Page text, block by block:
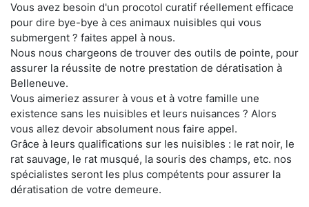
Vous avez besoin d'un procotol curatif réellement efficace
pour dire bye-bye à ces animaux nuisibles qui vous
submergent ? faites appel à nous.
Nous nous chargeons de trouver des outils de pointe, pour
assurer la réussite de notre prestation de dératisation à
Belleneuve.
Vous aimeriez assurer à vous et à votre famille une
existence sans les nuisibles et leurs nuisances ? Alors
vous allez devoir absolument nous faire appel.
Grâce à leurs qualifications sur les nuisibles : le rat noir, le
rat sauvage, le rat musqué, la souris des champs, etc. nos
spécialistes seront les plus compétents pour assurer la
dératisation de votre demeure.